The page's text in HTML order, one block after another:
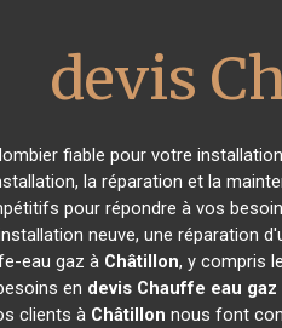
devis
fiable pour votre
la réparation et la
pour répondre à vos
neuve, une réparation
eau gaz à Châtillon, y compris
en devis Chauffe eau gaz
clients à Châtillon nous font